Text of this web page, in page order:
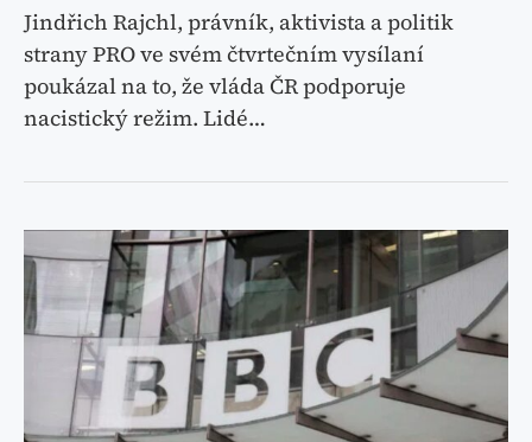
Jindřich Rajchl, právník, aktivista a politik
strany PRO ve svém čtvrtečním vysílaní
poukázal na to, že vláda ČR podporuje
nacistický režim. Lidé…